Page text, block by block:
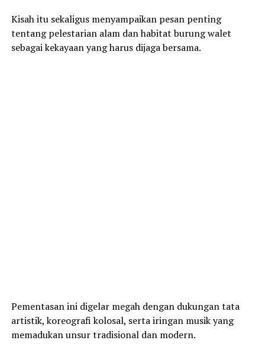
Kisah itu sekaligus menyampaikan pesan penting
tentang pelestarian alam dan habitat burung walet
sebagai kekayaan yang harus dijaga bersama.
Pementasan ini digelar megah dengan dukungan tata
artistik, koreografi kolosal, serta iringan musik yang
memadukan unsur tradisional dan modern.